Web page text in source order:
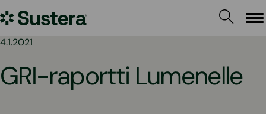
sisältöön
Sustera
4.1.2021
GRI-raportti Lumenelle